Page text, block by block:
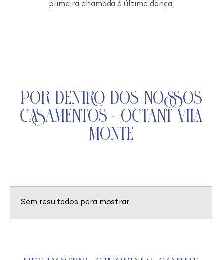
primeira chamada à última dança.
Por Dentro dos Nossos
Casamentos - Octant Vila
Monte
Sem resultados para mostrar